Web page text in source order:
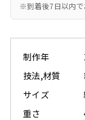
※到着後7日以内で
制作年
技法,材質
サイズ
重さ